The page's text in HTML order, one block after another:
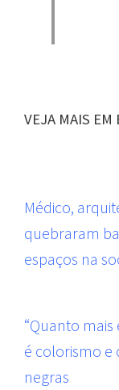
VEJA MAIS EM
Médico,
quebraram
espaços na
“Quanto
é colorismo e
negras